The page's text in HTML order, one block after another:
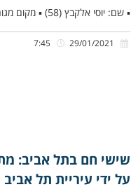
▪ שם: יוסי אלקבץ (58) ▪ מקום מגורים: תל אביב ▪ עיסוק: מנהל ובעלים של חנות מזון בתל אביב ▪
שישי חם בתל אביב:
על ידי עיריית תל אביב